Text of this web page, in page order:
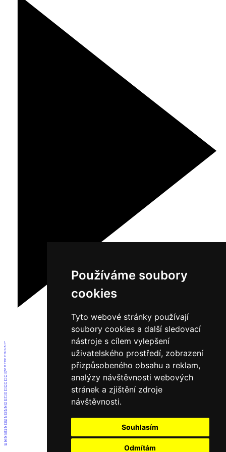
Používáme soubory
cookies
Tyto webové stránky používají
soubory cookies a další sledovací
nástroje s cílem vylepšení
uživatelského prostředí, zobrazení
přizpůsobeného obsahu a reklam,
analýzy návštěvnosti webových
stránek a zjištění zdroje
návštěvnosti.
Souhlasím
Odmítám
1
2
3
4
5
6
7
8
9
10
11
12
13
14
15
16
17
18
19
20
21
22
23
24
25
26
27
28
29
30
31